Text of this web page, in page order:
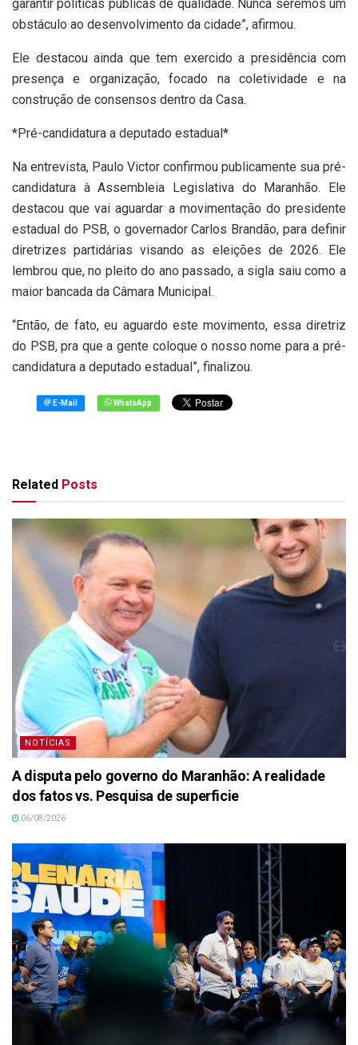
garantir políticas públicas de qualidade. Nunca seremos um
obstáculo ao desenvolvimento da cidade”, afirmou.
Ele destacou ainda que tem exercido a presidência com
presença e organização, focado na coletividade e na
construção de consensos dentro da Casa.
*Pré-candidatura a deputado estadual*
Na entrevista, Paulo Victor confirmou publicamente sua pré-
candidatura à Assembleia Legislativa do Maranhão. Ele
destacou que vai aguardar a movimentação do presidente
estadual do PSB, o governador Carlos Brandão, para definir
diretrizes partidárias visando as eleições de 2026. Ele
lembrou que, no pleito do ano passado, a sigla saiu como a
maior bancada da Câmara Municipal.
“Então, de fato, eu aguardo este movimento, essa diretriz
do PSB, pra que a gente coloque o nosso nome para a pré-
candidatura a deputado estadual”, finalizou.
Related Posts
NOTÍCIAS
A disputa pelo governo do Maranhão: A realidade
dos fatos vs. Pesquisa de superficie
06/08/2026